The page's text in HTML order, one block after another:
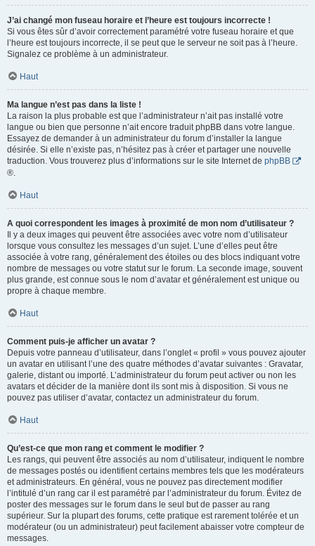
J’ai changé mon fuseau horaire et l’heure est toujours incorrecte !
Si vous êtes sûr d’avoir correctement paramétré votre fuseau horaire et que
l’heure est toujours incorrecte, il se peut que le serveur ne soit pas à l’heure.
Signalez ce problème à un administrateur.
Haut
Ma langue n’est pas dans la liste !
La raison la plus probable est que l’administrateur n’ait pas installé votre
langue ou bien que personne n’ait encore traduit phpBB dans votre langue.
Essayez de demander à un administrateur du forum d’installer la langue
désirée. Si elle n’existe pas, n’hésitez pas à créer et partager une nouvelle
traduction. Vous trouverez plus d’informations sur le site Internet de phpBB
®.
Haut
A quoi correspondent les images à proximité de mon nom d’utilisateur ?
Il y a deux images qui peuvent être associées avec votre nom d’utilisateur
lorsque vous consultez les messages d’un sujet. L’une d’elles peut être
associée à votre rang, généralement des étoiles ou des blocs indiquant votre
nombre de messages ou votre statut sur le forum. La seconde image, souvent
plus grande, est connue sous le nom d’avatar et généralement est unique ou
propre à chaque membre.
Haut
Comment puis-je afficher un avatar ?
Depuis votre panneau d’utilisateur, dans l’onglet « profil » vous pouvez ajouter
un avatar en utilisant l’une des quatre méthodes d’avatar suivantes : Gravatar,
galerie, distant ou importé. L’administrateur du forum peut activer ou non les
avatars et décider de la manière dont ils sont mis à disposition. Si vous ne
pouvez pas utiliser d’avatar, contactez un administrateur du forum.
Haut
Qu’est-ce que mon rang et comment le modifier ?
Les rangs, qui peuvent être associés au nom d’utilisateur, indiquent le nombre
de messages postés ou identifient certains membres tels que les modérateurs
et administrateurs. En général, vous ne pouvez pas directement modifier
l’intitulé d’un rang car il est paramétré par l’administrateur du forum. Évitez de
poster des messages sur le forum dans le seul but de passer au rang
supérieur. Sur la plupart des forums, cette pratique est rarement tolérée et un
modérateur (ou un administrateur) peut facilement abaisser votre compteur de
messages.